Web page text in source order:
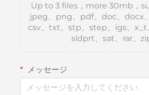
Up to 3 files，more 30mb，
jpeg、png、pdf、doc、docx
csv、txt、stp、step、igs、x_t
sldprt、sat、rar、
メッセージ